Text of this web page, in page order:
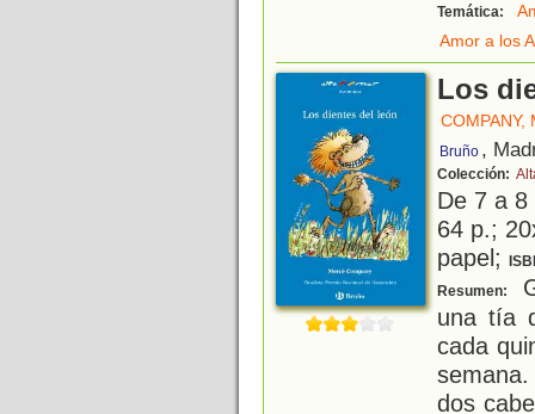
Temática:
Amor a los
Los
COMPANY,
Bruño ,
Colección:
De 7 a
64 p.;
papel;
Resumen:
una tía
cada
dos